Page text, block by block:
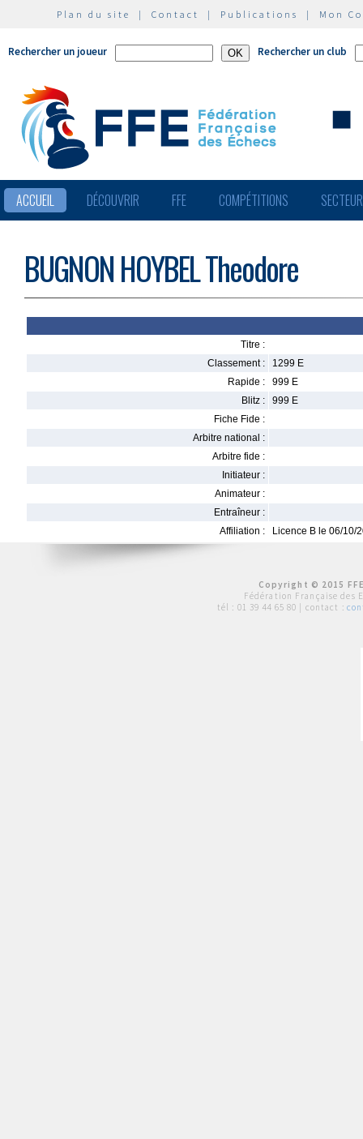
Plan du site | Contact | Publications | Mon
Rechercher un joueur Rechercher un club
ACCUEIL DÉCOUVRIR FFE COMPÉTITIONS
BUGNON HOYBEL Theodore
Titre :
Classement :
1299 E
Rapide :
999 E
Blitz :
999 E
Fiche Fide :
Arbitre national :
Arbitre fide :
Initiateur :
Animateur :
Entraîneur :
Affiliation :
Licence B le 06/10/
Copyright © 2015
Fédération Française des
tél : 01 39 44 65 80 | contact :